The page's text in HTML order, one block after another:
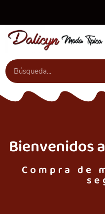
Bienvenidos
Compra de